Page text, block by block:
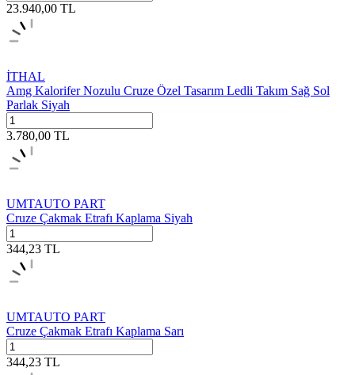
23.940,00 TL
İTHAL
Amg Kalorifer Nozulu Cruze Özel Tasarım Ledli Takım Sağ Sol
Parlak Siyah
3.780,00 TL
UMTAUTO PART
Cruze Çakmak Etrafı Kaplama Siyah
344,23 TL
UMTAUTO PART
Cruze Çakmak Etrafı Kaplama Sarı
344,23 TL